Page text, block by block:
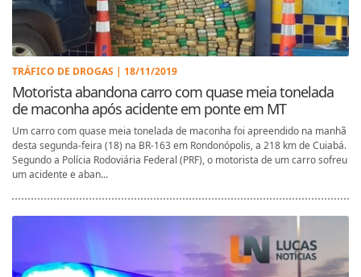
TRÁFICO DE DROGAS | 18/11/2019
Motorista abandona carro com quase meia tonelada
de maconha após acidente em ponte em MT
Um carro com quase meia tonelada de maconha foi apreendido na manhã
desta segunda-feira (18) na BR-163 em Rondonópolis, a 218 km de Cuiabá.
Segundo a Polícia Rodoviária Federal (PRF), o motorista de um carro sofreu
um acidente e aban...